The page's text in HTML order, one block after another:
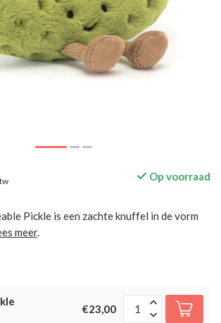
Op voorraad
Pickle is een zachte knuffel in de vorm
meer.
€23,00